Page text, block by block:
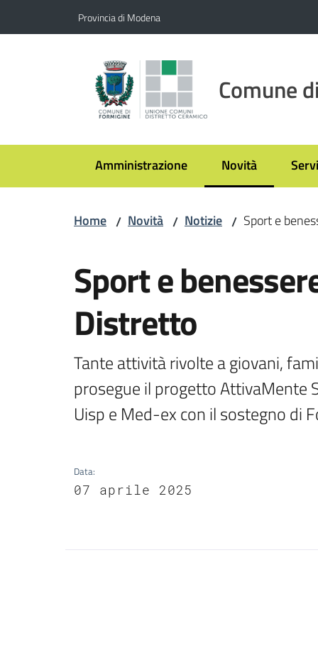
Provincia di Modena
Comune
Amministrazione Novità
Menu selezionato
Home / Novità / Notizie / Sport e
Sport e
Distretto
Tante attività rivolte a giovani,
prosegue il progetto AttivaMente
Uisp e Med-ex con il sostegno di
Data:
07 aprile 2025